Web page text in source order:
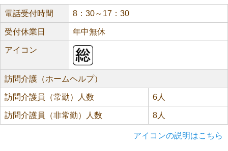
電話受付時間 8：30～17：30
受付休業日 年中無休
アイコン
訪問介護（ホームヘルプ）
訪問介護員（常勤）人数 6人
訪問介護員（非常勤）人数 8人
アイコンの説明はこちら